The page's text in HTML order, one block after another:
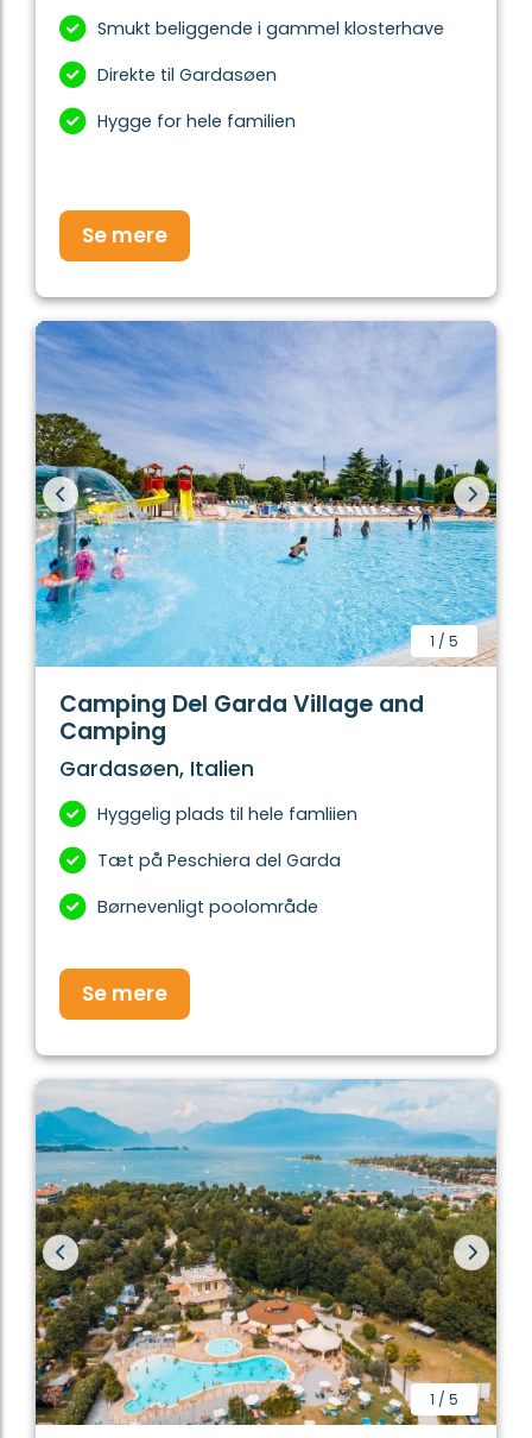
Smukt beliggende i gammel klosterhave
Direkte til Gardasøen
Hygge for hele familien
Se mere
1 / 5
Camping Del Garda Village and
Camping
Gardasøen, Italien
Hyggelig plads til hele famliien
Tæt på Peschiera del Garda
Børnevenligt poolområde
Se mere
1 / 5